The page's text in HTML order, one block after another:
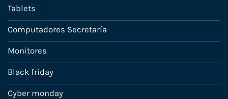
Tablets
Computadores Secretaría
Monitores
Black friday
Cyber monday